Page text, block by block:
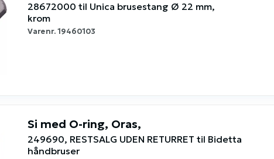
28672000 til Unica brusestang Ø 22 mm,
krom
Varenr.19460103
Si med O-ring, Oras,
249690, RESTSALG UDEN RETURRET til Bidetta
håndbruser